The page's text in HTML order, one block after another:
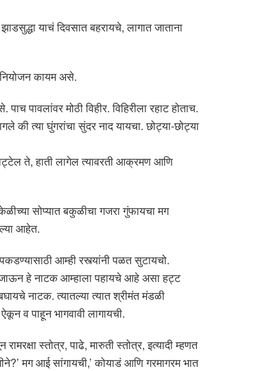
याचं दिवसात बहरायचे, लागात जाताना
कायम असे.
पावलांवर मोठी विहीर. विहिरीला रहाट होताच.
की त्या घुंगरांचा सुंदर नाद यायचा. छोट्या-छोट्या
ते, हाती लागेल त्यावरती आक्रमण आणि
सोप्यात बकुळीचा गजरा गुंफायचा मग
आहेत.
आम्ही रस्त्यांनी पळत सुटायचो.
जाऊन हे नाटक आम्हाला पहायचे आहे असा हट्ट
नाटक. त्यातल्या त्यात श्रीमंत मंडळी
व पाहून भागवावी लागायची.
स्तोत्र, पाढे, मारुती स्तोत्र, इत्यादी म्हणत
मग आई सांगायची,’ कोयाडं आणि गरमागरम भात